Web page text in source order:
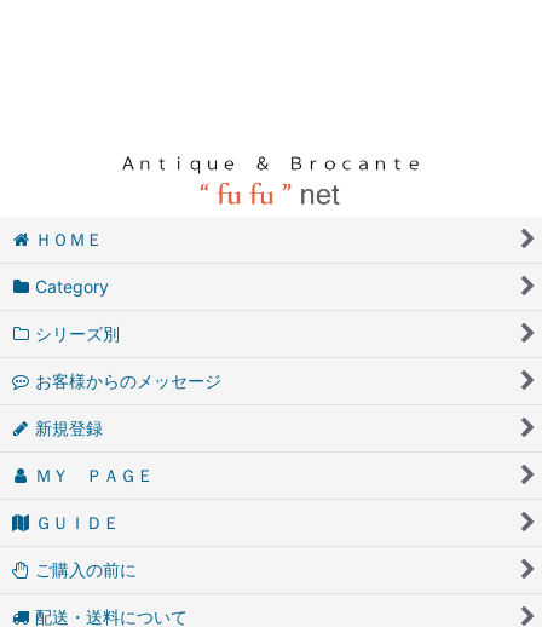
ＨＯＭＥ
Category
シリーズ別
お客様からのメッセージ
新規登録
ＭＹ ＰＡＧＥ
ＧＵＩＤＥ
ご購入の前に
配送・送料について